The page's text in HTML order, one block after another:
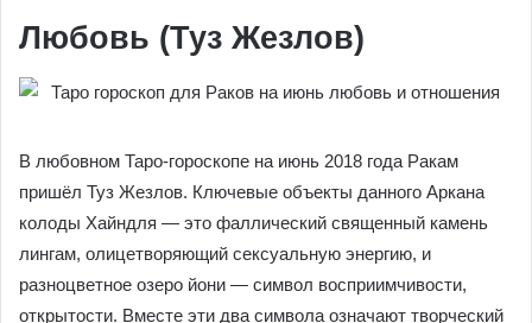
Любовь (Туз Жезлов)
В любовном Таро-гороскопе на июнь 2018 года Ракам
пришёл Туз Жезлов. Ключевые объекты данного Аркана
колоды Хайндля — это фаллический священный камень
лингам, олицетворяющий сексуальную энергию, и
разноцветное озеро йони — символ восприимчивости,
открытости. Вместе эти два символа означают творческий